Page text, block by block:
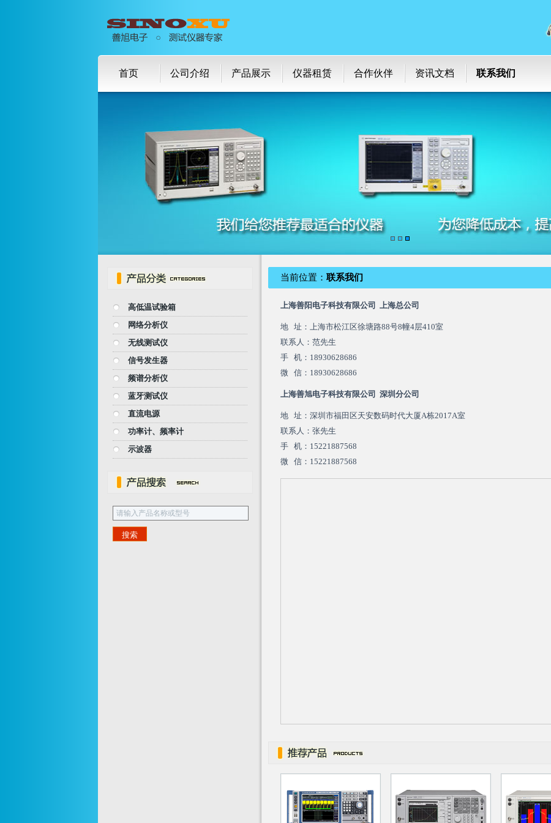
首页 公司介绍 产品展示 仪器租赁 合作伙伴 资讯文档 联系我们
高低温试验箱
网络分析仪
无线测试仪
信号发生器
频谱分析仪
蓝牙测试仪
直流电源
功率计、频率计
示波器
当前位置： 联系我们
上海善阳电子科技有限公司 上海总公司
地 址：上海市松江区徐塘路88号8幢4层410室
联系人：范先生
手 机：18930628686
微 信：18930628686
上海善旭电子科技有限公司 深圳分公司
地 址：深圳市福田区天安数码时代大厦A栋2017A室
联系人：张先生
手 机：15221887568
微 信：15221887568